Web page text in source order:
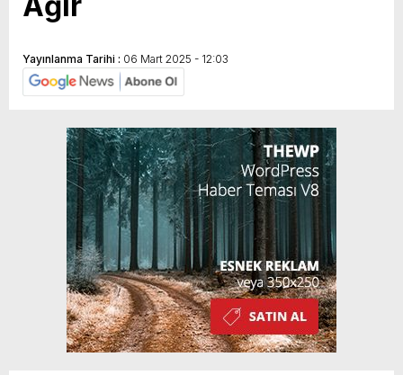
Yayınlanma Tarihi : 06 Mart 2025 - 12:03